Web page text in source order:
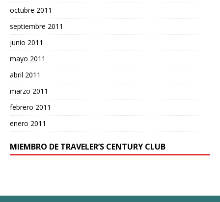
octubre 2011
septiembre 2011
junio 2011
mayo 2011
abril 2011
marzo 2011
febrero 2011
enero 2011
MIEMBRO DE TRAVELER’S CENTURY CLUB